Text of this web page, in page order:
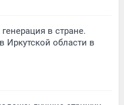
в стране.
Иркутской области в